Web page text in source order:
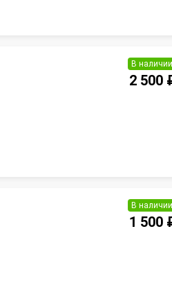
В наличии
2 500
В наличии
1 500